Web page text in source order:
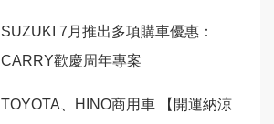
SUZUKI 7月推出多項購車優惠：
CARRY歡慶周年專案
TOYOTA、HINO商用車 【開運納涼